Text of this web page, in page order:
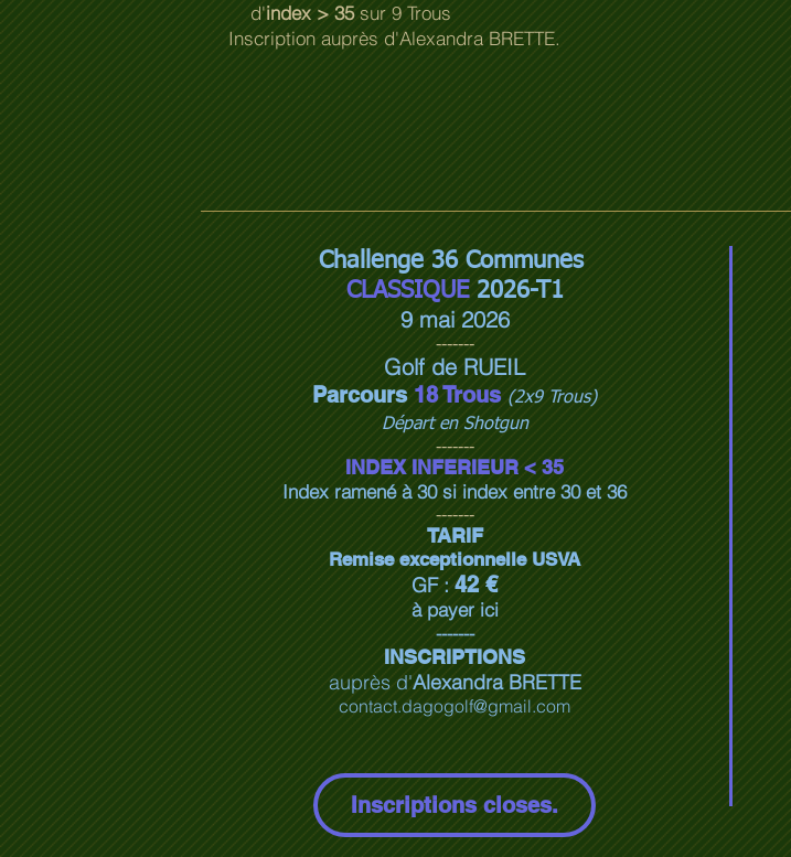
d'index > 35sur 9 Trous
Inscription auprès d'Alexandra BRETTE.
Challenge 36 Communes
CLASSIQUE 2026-T1
9 mai 2026
-------
Golf de RUEIL
Parcours18 Trous (2x9 Trous)
Départ en Shotgun
-------
INDEX INFERIEUR < 35
Index ramené à 30 si index entre 30 et 36
-------
TARIF
Remise exceptionnelle USVA
GF :42 €
à payer ici
-------
INSCRIPTIONS
auprèsd'Alexandra BRETTE
contact.dagogolf@gmail.com
Inscriptions closes.